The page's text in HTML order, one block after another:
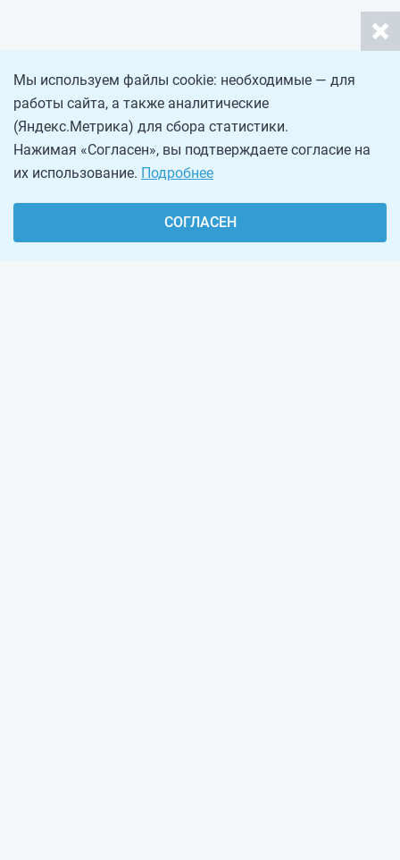
Мы используем файлы cookie: необходимые — для
работы сайта, а также аналитические
(Яндекс.Метрика) для сбора статистики.
Нажимая «Согласен», вы подтверждаете согласие на
их использование. Подробнее
СОГЛАСЕН